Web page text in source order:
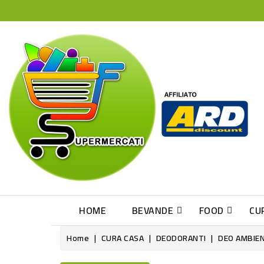
HOME BEVANDE FOOD
Home CURA CASA DEODORANTI DEO